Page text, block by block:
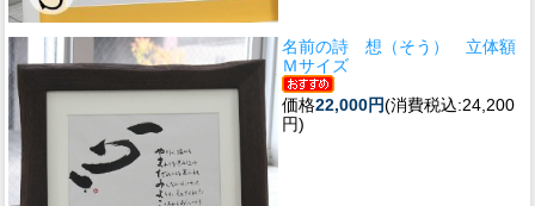
名前の詩 想（そう） 立体額
Ｍサイズ
価格22,000円(消費税込:24,200
円)